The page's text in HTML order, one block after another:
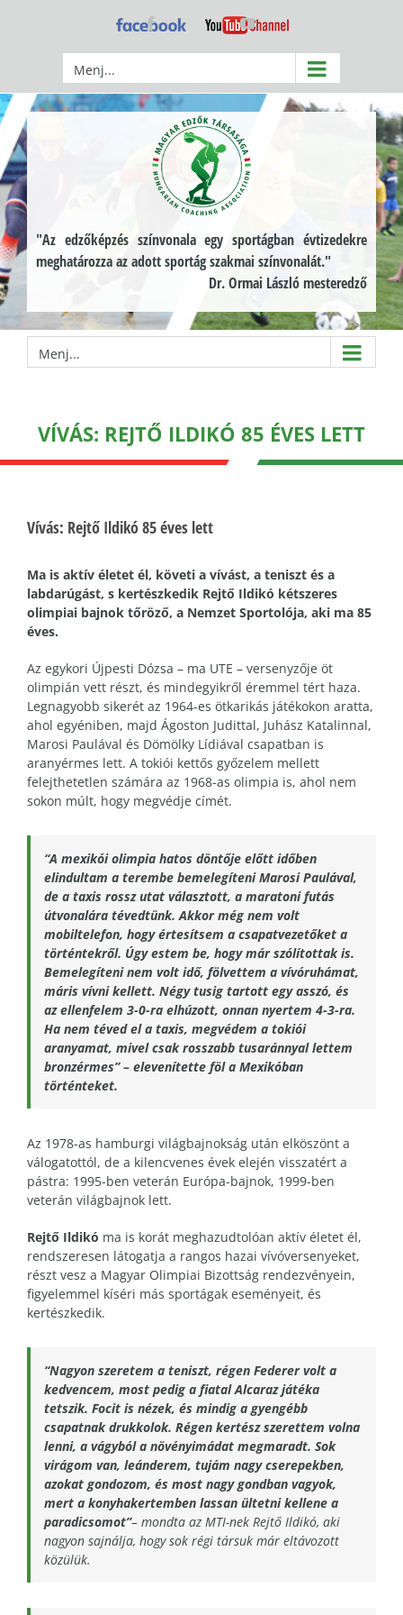
Facebook YouTube
Menj...
"Az edzőképzés színvonala egy sportágban évtizedekre
meghatározza az adott sportág szakmai színvonalát."
Dr. Ormai László mesteredző
Menj...
VÍVÁS: REJTŐ ILDIKÓ 85 ÉVES LETT
Vívás: Rejtő Ildikó 85 éves lett
Ma is aktív életet él, követi a vívást, a teniszt és a
labdarúgást, s kertészkedik Rejtő Ildikó kétszeres
olimpiai bajnok tőröző, a Nemzet Sportolója, aki ma 85
éves.
Az egykori Újpesti Dózsa – ma UTE – versenyzője öt
olimpián vett részt, és mindegyikről éremmel tért haza.
Legnagyobb sikerét az 1964-es ötkarikás játékokon aratta,
ahol egyéniben, majd Ágoston Judittal, Juhász Katalinnal,
Marosi Paulával és Dömölky Lídiával csapatban is
aranyérmes lett. A tokiói kettős győzelem mellett
felejthetetlen számára az 1968-as olimpia is, ahol nem
sokon múlt, hogy megvédje címét.
“A mexikói olimpia hatos döntője előtt időben
elindultam a terembe bemelegíteni Marosi Paulával,
de a taxis rossz utat választott, a maratoni futás
útvonalára tévedtünk. Akkor még nem volt
mobiltelefon, hogy értesítsem a csapatvezetőket a
történtekről. Úgy estem be, hogy már szólítottak is.
Bemelegíteni nem volt idő, fölvettem a vívóruhámat,
máris vívni kellett. Négy tusig tartott egy asszó, és
az ellenfelem 3-0-ra elhúzott, onnan nyertem 4-3-ra.
Ha nem téved el a taxis, megvédem a tokiói
aranyamat, mivel csak rosszabb tusaránnyal lettem
bronzérmes” – elevenítette föl a Mexikóban
történteket.
Az 1978-as hamburgi világbajnokság után elköszönt a
válogatottól, de a kilencvenes évek elején visszatért a
pástra: 1995-ben veterán Európa-bajnok, 1999-ben
veterán világbajnok lett.
Rejtő Ildikó ma is korát meghazudtolóan aktív életet él,
rendszeresen látogatja a rangos hazai vívóversenyeket,
részt vesz a Magyar Olimpiai Bizottság rendezvényein,
figyelemmel kíséri más sportágak eseményeit, és
kertészkedik.
“Nagyon szeretem a teniszt, régen Federer volt a
kedvencem, most pedig a fiatal Alcaraz játéka
tetszik. Focit is nézek, és mindig a gyengébb
csapatnak drukkolok. Régen kertész szerettem volna
lenni, a vágyból a növényimádat megmaradt. Sok
virágom van, leánderem, tujám nagy cserepekben,
azokat gondozom, és most nagy gondban vagyok,
mert a konyhakertemben lassan ültetni kellene a
paradicsomot”– mondta az MTI-nek Rejtő Ildikó, aki
nagyon sajnálja, hogy sok régi társuk már eltávozott
közülük.